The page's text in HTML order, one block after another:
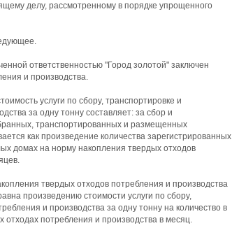
делу, рассмотренному в порядке упрощенного
ответственностью "Город золотой" заключен
и производства.
услуги по сбору, транспортировке и
за одну тонну составляет: за сбор и
транспортированных и размещенных
как произведение количества зарегистрированных
домах на норму накопления твердых отходов
твердых отходов потребления и производства
произведению стоимости услуги по сбору,
и производства за одну тонну на количество в
потребления и производства в месяц.